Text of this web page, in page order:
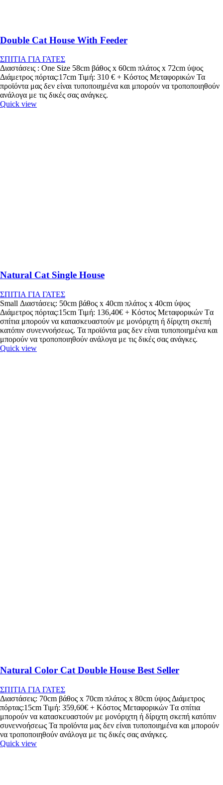
Double Cat House With Feeder
ΣΠΙΤΙΑ ΓΙΑ ΓΑΤΕΣ
Διαστάσεις : One Size 58cm βάθος x 60cm πλάτος x 72cm ύψος
Διάμετρος πόρτας:17cm Τιμή: 310 € + Κόστος Μεταφορικών Τα
προϊόντα μας δεν είναι τυποποιημένα και μπορούν να τροποποιηθούν
ανάλογα με τις δικές σας ανάγκες.
Quick view
Natural Cat Single House
ΣΠΙΤΙΑ ΓΙΑ ΓΑΤΕΣ
Small Διαστάσεις: 50cm βάθος x 40cm πλάτος x 40cm ύψος
Διάμετρος πόρτας:15cm Τιμή: 136,40€ + Κόστος Μεταφορικών Tα
σπίτια μπορούν να κατασκευαστούν με μονόριχτη ή δίριχτη σκεπή
κατόπιν συνεννοήσεως. Τα προϊόντα μας δεν είναι τυποποιημένα και
μπορούν να τροποποιηθούν ανάλογα με τις δικές σας ανάγκες.
Quick view
Natural Color Cat Double House Best Seller
ΣΠΙΤΙΑ ΓΙΑ ΓΑΤΕΣ
Διαστάσεις: 70cm βάθος x 70cm πλάτος x 80cm ύψος Διάμετρος
πόρτας:15cm Τιμή: 359,60€ + Κόστος Μεταφορικών Tα σπίτια
μπορούν να κατασκευαστούν με μονόριχτη ή δίριχτη σκεπή κατόπιν
συνεννοήσεως Τα προϊόντα μας δεν είναι τυποποιημένα και μπορούν
να τροποποιηθούν ανάλογα με τις δικές σας ανάγκες.
Quick view